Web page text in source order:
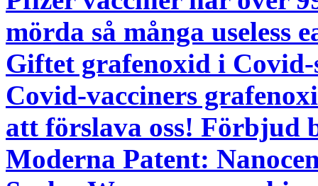
mörda så många useless
Giftet grafenoxid i
Covid-vacciners
att förslava oss! Förbjud
Moderna Patent: